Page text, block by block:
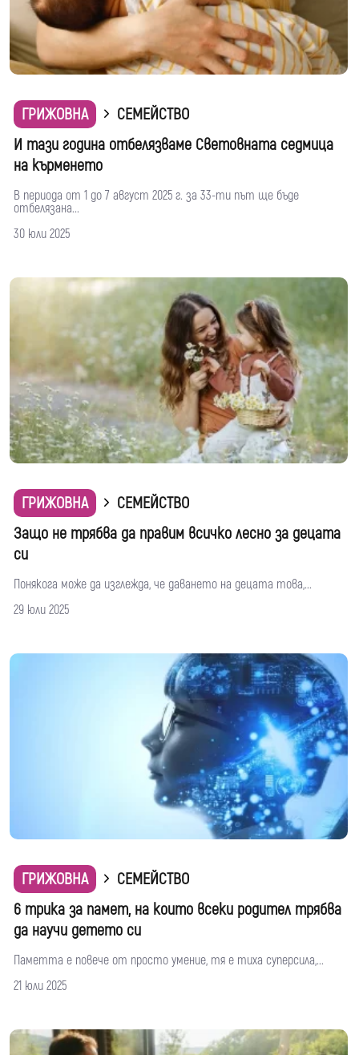
ГРИЖОВНА
СЕМЕЙСТВО
И тази година отбелязваме Световната седмица
на кърменето
В периода от 1 до 7 август 2025 г. за 33-ти път ще бъде
отбелязана...
30 юли 2025
ГРИЖОВНА
СЕМЕЙСТВО
Защо не трябва да правим всичко лесно за децата
си
Понякога може да изглежда, че даването на децата това,...
29 юли 2025
ГРИЖОВНА
СЕМЕЙСТВО
6 трика за памет, на които всеки родител трябва
да научи детето си
Паметта е повече от просто умение, тя е тиха суперсила,...
21 юли 2025